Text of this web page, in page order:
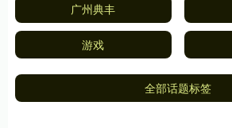
广州典丰
游戏
全部话题标签